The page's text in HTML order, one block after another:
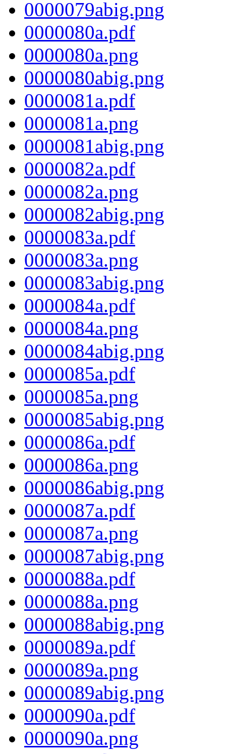
0000079abig.png
0000080a.pdf
0000080a.png
0000080abig.png
0000081a.pdf
0000081a.png
0000081abig.png
0000082a.pdf
0000082a.png
0000082abig.png
0000083a.pdf
0000083a.png
0000083abig.png
0000084a.pdf
0000084a.png
0000084abig.png
0000085a.pdf
0000085a.png
0000085abig.png
0000086a.pdf
0000086a.png
0000086abig.png
0000087a.pdf
0000087a.png
0000087abig.png
0000088a.pdf
0000088a.png
0000088abig.png
0000089a.pdf
0000089a.png
0000089abig.png
0000090a.pdf
0000090a.png